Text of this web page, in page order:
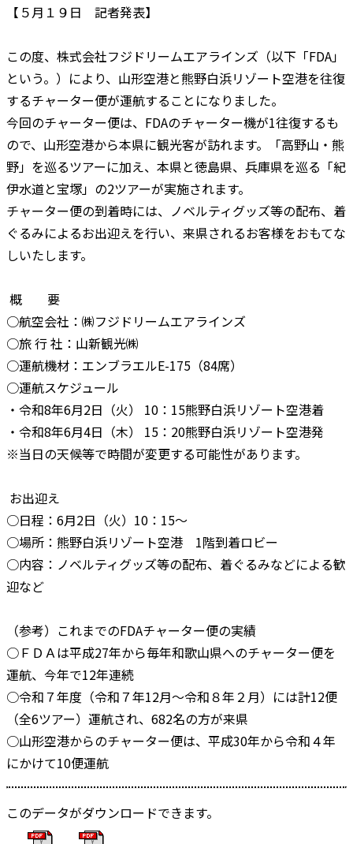
【５月１９日 記者発表】
この度、株式会社フジドリームエアラインズ（以下「FDA」
という。）により、山形空港と熊野白浜リゾート空港を往復
するチャーター便が運航することになりました。
今回のチャーター便は、FDAのチャーター機が1往復するも
ので、山形空港から本県に観光客が訪れます。「高野山・熊
野」を巡るツアーに加え、本県と徳島県、兵庫県を巡る「紀
伊水道と宝塚」の2ツアーが実施されます。
チャーター便の到着時には、ノベルティグッズ等の配布、着
ぐるみによるお出迎えを行い、来県されるお客様をおもてな
しいたします。
概 要
○航空会社：㈱フジドリームエアラインズ
○旅 行 社：山新観光㈱
○運航機材：エンブラエルE-175（84席）
○運航スケジュール
・令和8年6月2日（火） 10：15熊野白浜リゾート空港着
・令和8年6月4日（木） 15：20熊野白浜リゾート空港発
※当日の天候等で時間が変更する可能性があります。
お出迎え
○日程：6月2日（火）10：15～
○場所：熊野白浜リゾート空港 1階到着ロビー
○内容：ノベルティグッズ等の配布、着ぐるみなどによる歓
迎など
（参考）これまでのFDAチャーター便の実績
○ＦＤＡは平成27年から毎年和歌山県へのチャーター便を
運航、今年で12年連続
○令和７年度（令和７年12月～令和８年２月）には計12便
（全6ツアー）運航され、682名の方が来県
○山形空港からのチャーター便は、平成30年から令和４年
にかけて10便運航
このデータがダウンロードできます。